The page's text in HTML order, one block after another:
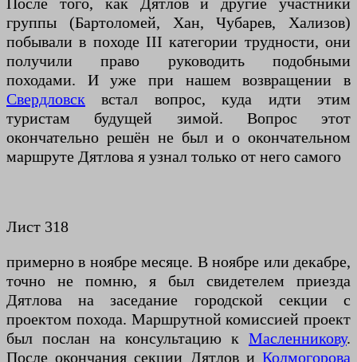
группы (Бартоломей, Хан, Чубарев, Хализов)
побывали в походе III категории трудности, они
получили право руководить подобными
походами. И уже при нашем возвращении в
Свердловск встал вопрос, куда идти этим
туристам будущей зимой. Вопрос этот
окончательно решён не был и о окончательном
маршруте Дятлова я узнал только от него самого
Лист 318
примерно в ноябре месяце. В ноябре или декабре,
точно не помню, я был свидетелем приезда
Дятлова на заседание городской секции с
проектом похода. Маршрутной комиссией проект
был послан на консультацию к Масленникову.
После окончания секции Дятлов и Колмогорова